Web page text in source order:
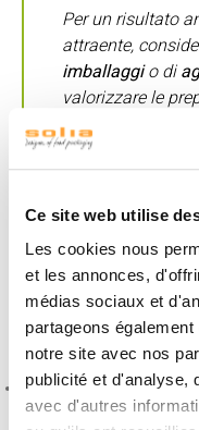
Ce site web utilise
Les cookies nous
et les annonces,
médias sociaux et
partageons
notre site avec nos
publicité et d'analyse,
avec d'autres
Per un risultato
attraente,
imballaggio di
valorizzare le
commensali sui
formaggio
Servizio a
un
Con la crescente
degustazione, è
pratici ed estetici:
Piatti Sandy in
adattano